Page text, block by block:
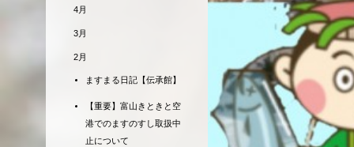
4月
3月
2月
ますまる日記【伝承館】
【重要】富山きときと空
港でのますのすし取扱中
止について